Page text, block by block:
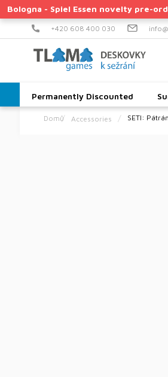
Skip
to
Bologna - Spiel Essen novelty pre-
+420 608 400 030
Permanently Discounted
HomeAccessories SETI: